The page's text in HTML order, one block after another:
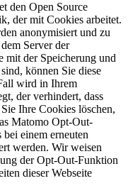
den Open Source
der mit Cookies arbeitet.
anonymisiert und zu
Server der
mit der Speicherung und
können Sie diese
wird in Ihrem
der verhindert, dass
Ihre Cookies löschen,
Matomo Opt-Out-
einem erneuten
werden. Wir weisen
der Opt-Out-Funktion
dieser Webseite